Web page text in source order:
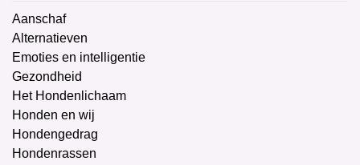
Aanschaf
Alternatieven
Emoties en intelligentie
Gezondheid
Het Hondenlichaam
Honden en wij
Hondengedrag
Hondenrassen